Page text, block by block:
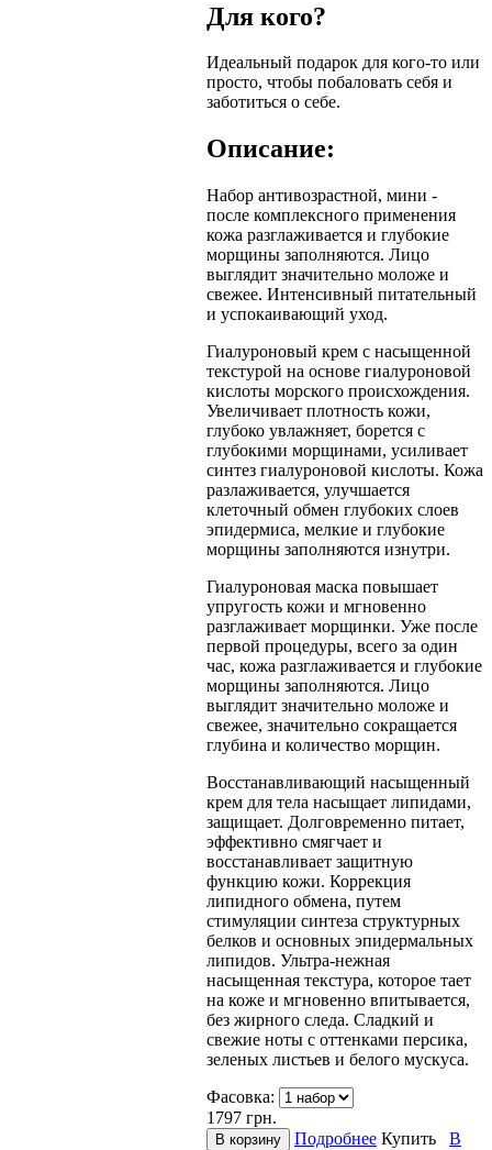
Для кого?
Идеальный подарок для кого-то или
просто, чтобы побаловать себя и
заботиться о себе.
Описание:
Набор антивозрастной, мини -
после комплексного применения
кожа разглаживается и глубокие
морщины заполняются. Лицо
выглядит значительно моложе и
свежее. Интенсивный питательный
и успокаивающий уход.
Гиалуроновый крем с насыщенной
текстурой на основе гиалуроновой
кислоты морского происхождения.
Увеличивает плотность кожи,
глубоко увлажняет, борется с
глубокими морщинами, усиливает
синтез гиалуроновой кислоты. Кожа
разлаживается, улучшается
клеточный обмен глубоких слоев
эпидермиса, мелкие и глубокие
морщины заполняются изнутри.
Гиалуроновая маска повышает
упругость кожи и мгновенно
разглаживает морщинки. Уже после
первой процедуры, всего за один
час, кожа разглаживается и глубокие
морщины заполняются. Лицо
выглядит значительно моложе и
свежее, значительно сокращается
глубина и количество морщин.
Восстанавливающий насыщенный
крем для тела насыщает липидами,
защищает. Долговременно питает,
эффективно смягчает и
восстанавливает защитную
функцию кожи. Коррекция
липидного обмена, путем
стимуляции синтеза структурных
белков и основных эпидермальных
липидов. Ультра-нежная
насыщенная текстура, которое тает
на коже и мгновенно впитывается,
без жирного следа. Сладкий и
свежие ноты с оттенками персика,
зеленых листьев и белого мускуса.
Фасовка:
1797 грн.
Подробнее Купить
В